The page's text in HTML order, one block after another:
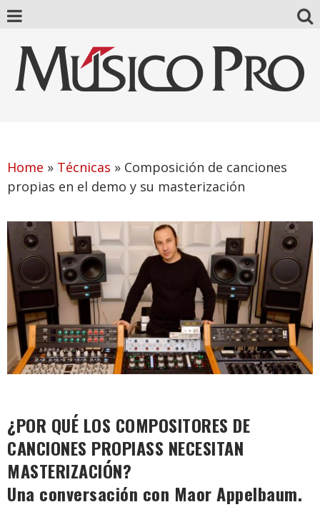
Home » Técnicas » Composición de canciones
propias en el demo y su masterización
¿POR QUÉ LOS COMPOSITORES DE
CANCIONES PROPIASS NECESITAN
MASTERIZACIÓN?
Una conversación con Maor Appelbaum.